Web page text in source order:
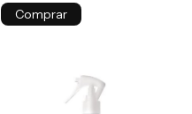
Comprar